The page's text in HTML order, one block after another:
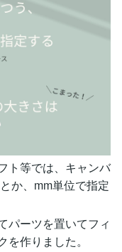
ト等では、キャンバ
か、mm単位で指定
パーツを置いてフィ
作りました。